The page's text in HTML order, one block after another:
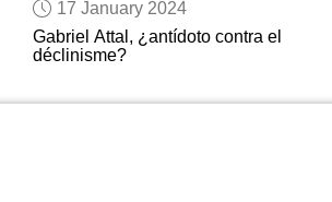
17 January 2024
Gabriel Attal, ¿antídoto contra el
déclinisme?